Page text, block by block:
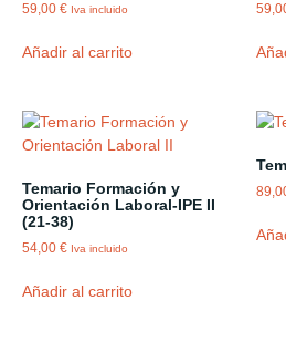
59,00 € Iva incluido
Añadir al carrito
Temario Formación y
Orientación Laboral-IPE II
(21-38)
54,00 € Iva incluido
Añadir al carrito